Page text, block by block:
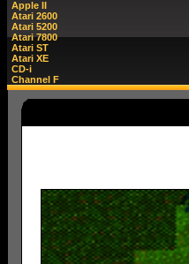
Apple II
Atari 2600
Atari 5200
Atari 7800
Atari ST
Atari XE
CD-i
Channel F